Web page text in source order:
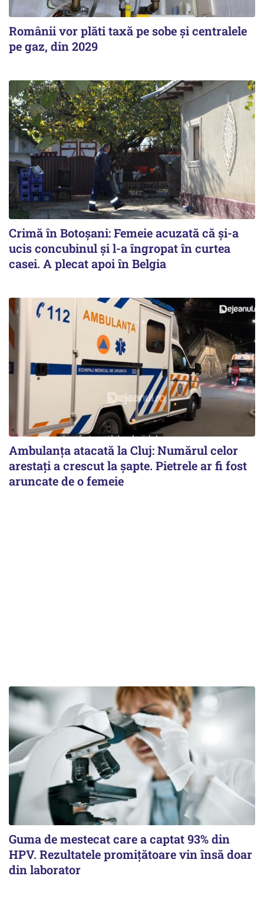
Românii vor plăti taxă pe sobe şi centralele
pe gaz, din 2029
Crimă în Botoșani: Femeie acuzată că și-a
ucis concubinul și l-a îngropat în curtea
casei. A plecat apoi în Belgia
Ambulanța atacată la Cluj: Numărul celor
arestați a crescut la șapte. Pietrele ar fi fost
aruncate de o femeie
Guma de mestecat care a captat 93% din
HPV. Rezultatele promițătoare vin însă doar
din laborator